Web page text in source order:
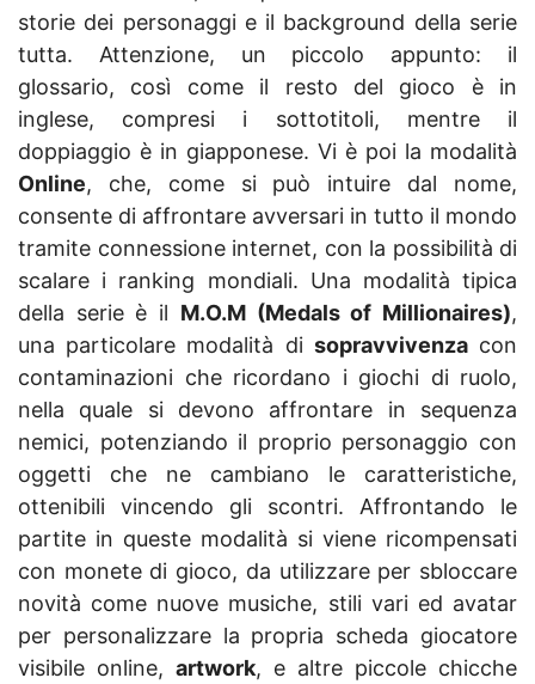
storie dei personaggi e il background della serie
tutta. Attenzione, un piccolo appunto: il
glossario, così come il resto del gioco è in
inglese, compresi i sottotitoli, mentre il
doppiaggio è in giapponese. Vi è poi la modalità
Online, che, come si può intuire dal nome,
consente di affrontare avversari in tutto il mondo
tramite connessione internet, con la possibilità di
scalare i ranking mondiali. Una modalità tipica
della serie è il M.O.M (Medals of Millionaires),
una particolare modalità di sopravvivenzacon
contaminazioni che ricordano i giochi di ruolo,
nella quale si devono affrontare in sequenza
nemici, potenziando il proprio personaggio con
oggetti che ne cambiano le caratteristiche,
ottenibili vincendo gli scontri. Affrontando le
partite in queste modalità si viene ricompensati
con monete di gioco, da utilizzare per sbloccare
novità come nuove musiche, stili vari ed avatar
per personalizzare la propria scheda giocatore
visibile online, artwork, e altre piccole chicche